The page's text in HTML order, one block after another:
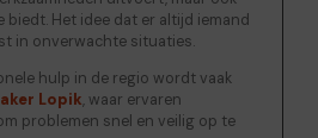
biedt. Het idee dat er altijd iemand
in onverwachte situaties.
hulp in de regio wordt vaak
Lopik, waar ervaren
problemen snel en veilig op te